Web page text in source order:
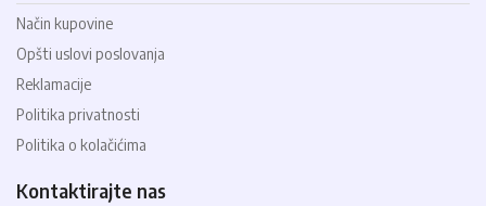
Način kupovine
Opšti uslovi poslovanja
Reklamacije
Politika privatnosti
Politika o kolačićima
Kontaktirajte nas